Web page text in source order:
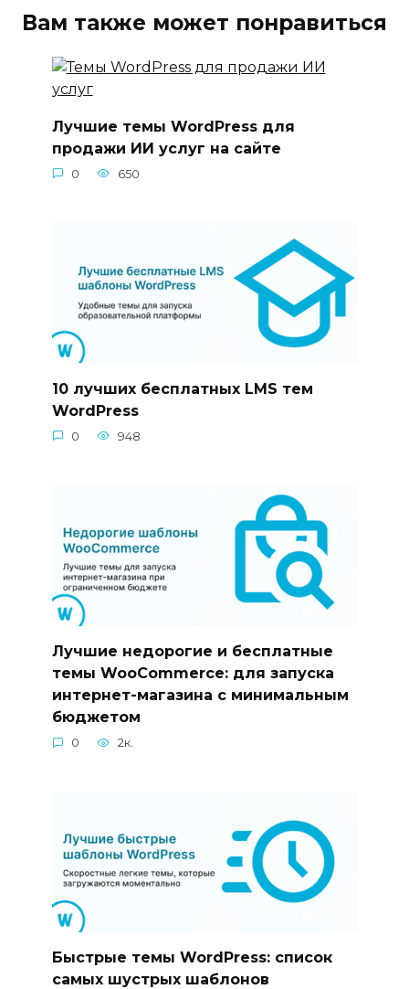
Вам также может понравиться
Лучшие темы WordPress для
продажи ИИ услуг на сайте
0 650
10 лучших бесплатных LMS тем
WordPress
0 948
Лучшие недорогие и бесплатные
темы WooCommerce: для запуска
интернет-магазина с минимальным
бюджетом
0 2к.
Быстрые темы WordPress: список
самых шустрых шаблонов